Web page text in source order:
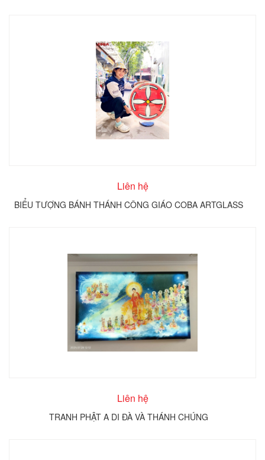
Liên hệ
BIỂU TƯỢNG BÁNH THÁNH CÔNG GIÁO COBA ARTGLASS
Liên hệ
TRANH PHẬT A DI ĐÀ VÀ THÁNH CHÚNG